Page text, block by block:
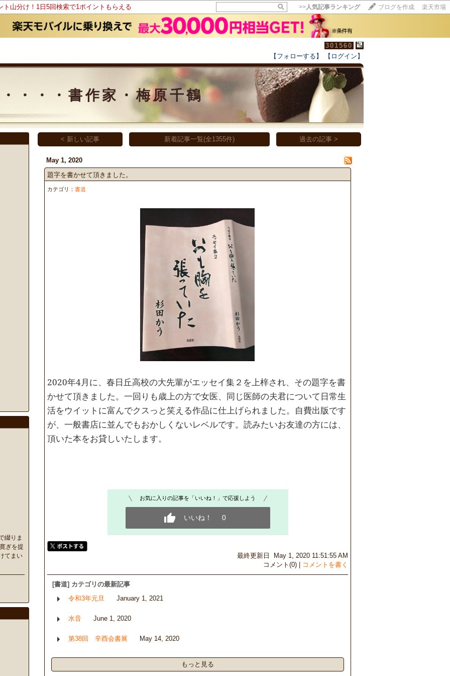
ト山分け！1日5回検索で1ポイントもらえる >>人気記事ランキング ブログを作成 楽天市場
301560
【フォローする】 【ログイン】
・・・書作家・梅原千鶴
15記事にいいね！で1ポイント
10秒滞在
いいね!
綴りま
ぎを提
てまい
< 新しい記事 新着記事一覧(全1355件) 過去の記事 >
May 1, 2020
題字を書かせて頂きました。
カテゴリ：書道
2020年4月に、春日丘高校の大先輩がエッセイ集２を上梓され、その題字を書
かせて頂きました。一回りも歳上の方で女医、同じ医師の夫君について日常生
活をウイットに富んでクスっと笑える作品に仕上げられました。自費出版です
が、一般書店に並んでもおかしくないレベルです。読みたいお友達の方には、
頂いた本をお貸しいたします。
お気に入りの記事を「いいね！」で応援しよう
いいね！ 0
最終更新日 May 1, 2020 11:51:55 AM
コメント(0) |
コメントを書く
[書道] カテゴリの最新記事
令和3年元旦
January 1, 2021
水音 June 1, 2020
第38回 辛酉会書展 May 14, 2020
もっと見る